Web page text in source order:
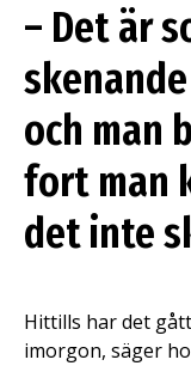
– Det är
och man
fort man
det inte
Hittills har det
imorgon, säger